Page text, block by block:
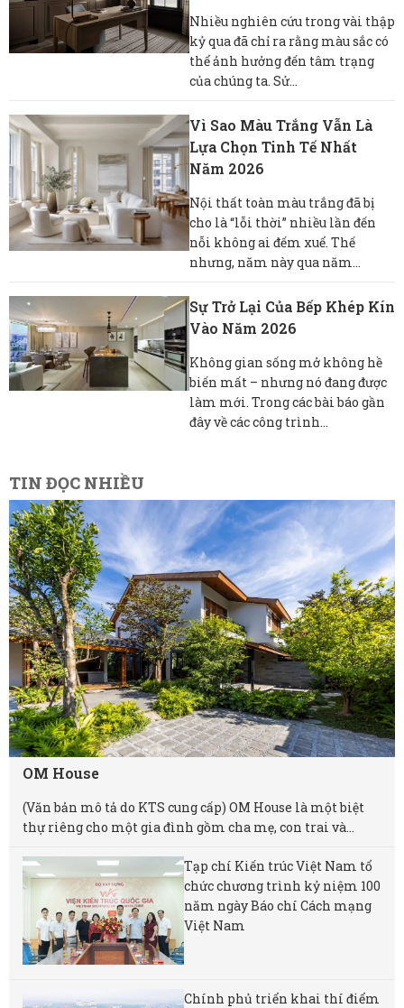
Nhiều nghiên cứu trong vài thập
kỷ qua đã chỉ ra rằng màu sắc có
thể ảnh hưởng đến tâm trạng
của chúng ta. Sử...
Vì Sao Màu Trắng Vẫn Là
Lựa Chọn Tinh Tế Nhất
Năm 2026
Nội thất toàn màu trắng đã bị
cho là “lỗi thời” nhiều lần đến
nỗi không ai đếm xuể. Thế
nhưng, năm này qua năm...
Sự Trở Lại Của Bếp Khép Kín
Vào Năm 2026
Không gian sống mở không hề
biến mất – nhưng nó đang được
làm mới. Trong các bài báo gần
đây về các công trình...
TIN ĐỌC NHIỀU
OM House
(Văn bản mô tả do KTS cung cấp) OM House là một biệt
thự riêng cho một gia đình gồm cha mẹ, con trai và...
Tạp chí Kiến trúc Việt Nam tổ
chức chương trình kỷ niệm 100
năm ngày Báo chí Cách mạng
Việt Nam
Chính phủ triển khai thí điểm